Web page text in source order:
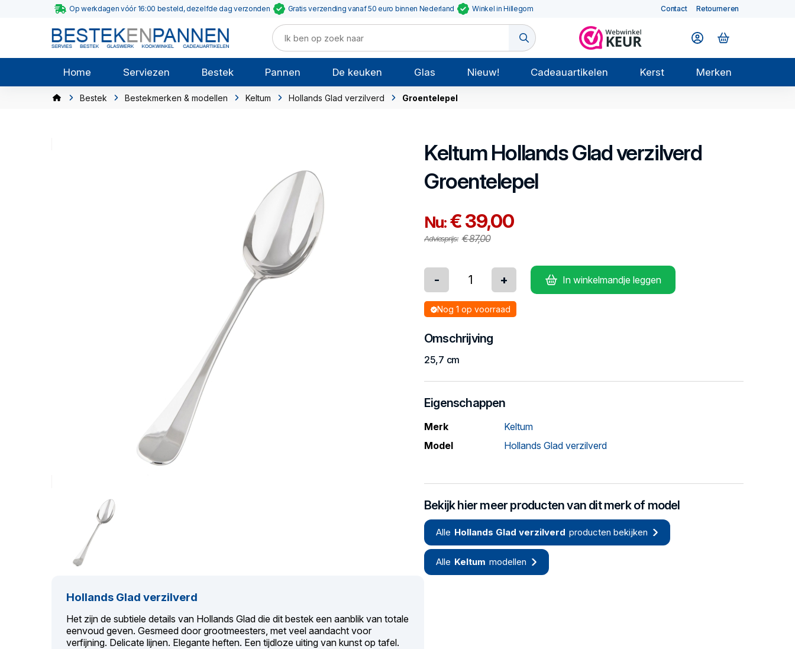
Op werkdagen vóór 16:00 besteld, dezelfde dag verzonden Gratis verzending vanaf 50 euro binnen Nederland Winkel in Hillegom Contact Retourneren
Home Serviezen Bestek Pannen De keuken Glas Nieuw! Cadeauartikelen Kerst Merken
Bestek Bestekmerken & modellen Keltum Hollands Glad verzilverd Groentelepel
Hollands Glad verzilverd
Het zijn de subtiele details van Hollands Glad die dit bestek een aanblik van totale
eenvoud geven. Gesmeed door grootmeesters, met veel aandacht voor
verfijning. Delicate lijnen. Elegante heften. Een tijdloze uiting van kunst op tafel.
KeltumHollands Glad verzilverd
Groentelepel
Nu:€ 39,00
Adviesprijs: € 87,00
- + In winkelmandje leggen
Nog 1 op voorraad
Omschrijving
25,7 cm
Eigenschappen
Merk
Keltum
Model
Hollands Glad verzilverd
Bekijk hier meer producten van dit merk of model
Alle Hollands Glad verzilverd producten bekijken
Alle Keltum modellen